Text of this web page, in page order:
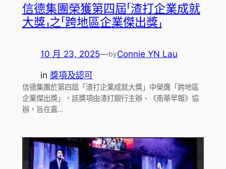
信德集團榮獲第四屆「渣打企業成就
大獎」之「跨地區企業傑出獎」
10 月 23, 2025—byConnie YN Lau
in 獎項及認可
信德集團於第四屆「渣打企業成就大獎」中榮膺「跨地區
企業傑出獎」，該獎項由渣打銀行主辦、《南華早報》協
辦，旨在嘉…